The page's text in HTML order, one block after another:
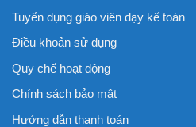
Tuyển dụng giáo viên dạy kế toán
Điều khoản sử dụng
Quy chế hoạt động
Chính sách bảo mật
Hướng dẫn thanh toán